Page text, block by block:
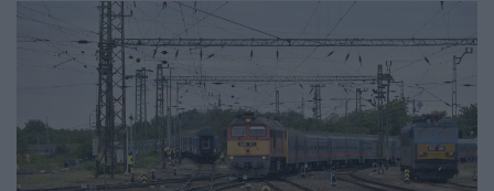
vasúti kapcsolat magyarországi szakaszának fejlesztése
közel 19 milliárd forintból.